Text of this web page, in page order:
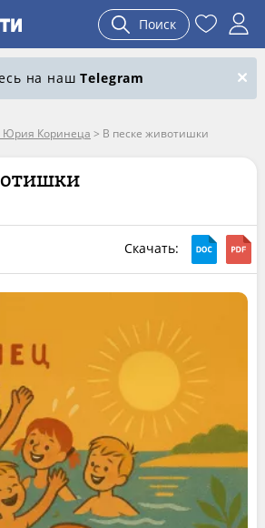
Поиск
на нашTelegram
Юрия Коринеца > В песке животишки
Скачать: